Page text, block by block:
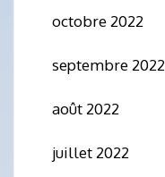
octobre 2022
septembre 2022
août 2022
juillet 2022